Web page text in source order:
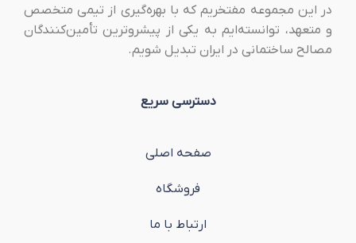
در این مجموعه مفتخریم که با بهره‌گیری از تیمی متخصص
و متعهد، توانسته‌ایم به یکی از پیشروترین تأمین‌کنندگان
مصالح ساختمانی در ایران تبدیل شویم.
دسترسی سریع
صفحه اصلی
فروشگاه
ارتباط با ما